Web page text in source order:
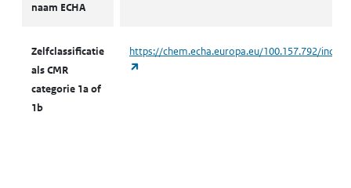
naam ECHA
Zelfclassificatie
als CMR
categorie 1a of
1b
https://chem.echa.europa.eu/100.157.792/